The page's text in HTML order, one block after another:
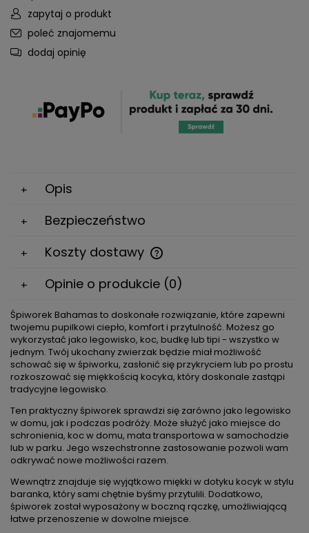
zapytaj o produkt
poleć znajomemu
dodaj opinię
Opis
Bezpieczeństwo
Koszty dostawy
Cena nie zawiera ewentualnych kosztów płatności
Opinie o produkcie (0)
Śpiworek Bahamas to doskonałe rozwiązanie, które zapewni
twojemu pupilkowi ciepło, komfort i przytulność. Możesz go
wykorzystać jako legowisko, koc, budkę lub tipi - wszystko w
jednym. Twój ukochany zwierzak będzie miał możliwość
schować się w śpiworku, zasłonić się przykryciem lub po prostu
rozkoszować się miękkością kocyka, który doskonale zastąpi
tradycyjne legowisko.
Ten praktyczny śpiworek sprawdzi się zarówno jako legowisko
w domu, jak i podczas podróży. Może służyć jako miejsce do
schronienia, koc w domu, mata transportowa w samochodzie
lub w parku. Jego wszechstronne zastosowanie pozwoli wam
odkrywać nowe możliwości razem.
Wewnątrz znajduje się wyjątkowo miękki w dotyku kocyk w stylu
baranka, który sami chętnie byśmy przytulili. Dodatkowo,
śpiworek został wyposażony w boczną rączkę, umożliwiającą
łatwe przenoszenie w dowolne miejsce.